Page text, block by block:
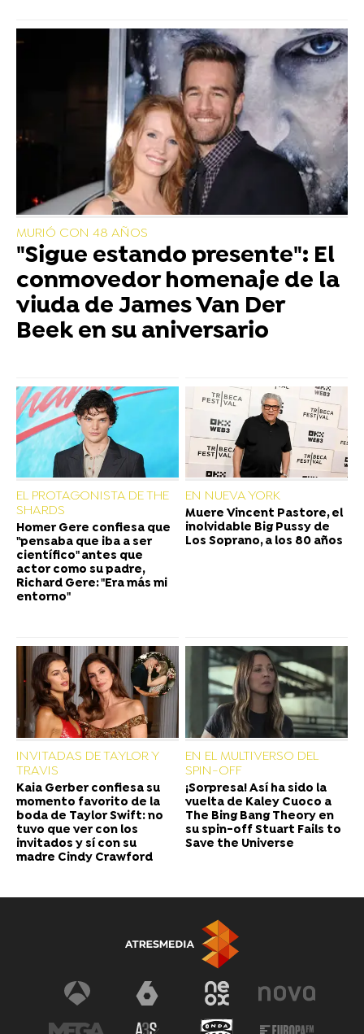
MURIÓ CON 48 AÑOS
"Sigue estando presente": El
conmovedor homenaje de la
viuda de James Van Der
Beek en su aniversario
EL PROTAGONISTA DE THE
SHARDS
Homer Gere confiesa que
"pensaba que iba a ser
científico" antes que
actor como su padre,
Richard Gere: "Era más mi
entorno"
EN NUEVA YORK
Muere Vincent Pastore, el
inolvidable Big Pussy de
Los Soprano, a los 80 años
INVITADAS DE TAYLOR Y
TRAVIS
Kaia Gerber confiesa su
momento favorito de la
boda de Taylor Swift: no
tuvo que ver con los
invitados y sí con su
madre Cindy Crawford
EN EL MULTIVERSO DEL
SPIN-OFF
¡Sorpresa! Así ha sido la
vuelta de Kaley Cuoco a
The Bing Bang Theory en
su spin-off Stuart Fails to
Save the Universe